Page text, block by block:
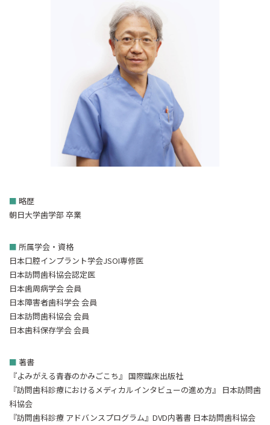
■ 略歴
朝日大学歯学部 卒業
■ 所属学会・資格
日本口腔インプラント学会JSOI専修医
日本訪問歯科協会認定医
日本歯周病学会 会員
日本障害者歯科学会 会員
日本訪問歯科協会 会員
日本歯科保存学会 会員
■ 著書
『よみがえる青春のかみごこち』 国際臨床出版社
『訪問歯科診療におけるメディカルインタビューの進め方』 日本訪問歯
科協会
『訪問歯科診療 アドバンスプログラム』DVD内著書 日本訪問歯科協会